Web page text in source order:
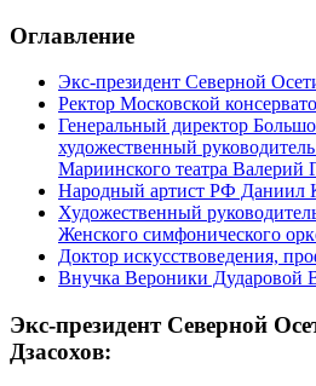
Оглавление
Экс-президент Северной
Ректор Московской
Генеральный директор
художественный
Мариинского театра Валерий
Народный артист РФ Даниил
Художественный
Женского симфонического
Доктор искусствоведения,
Внучка Вероники Дударовой
Экс-президент Северной
Дзасохов: